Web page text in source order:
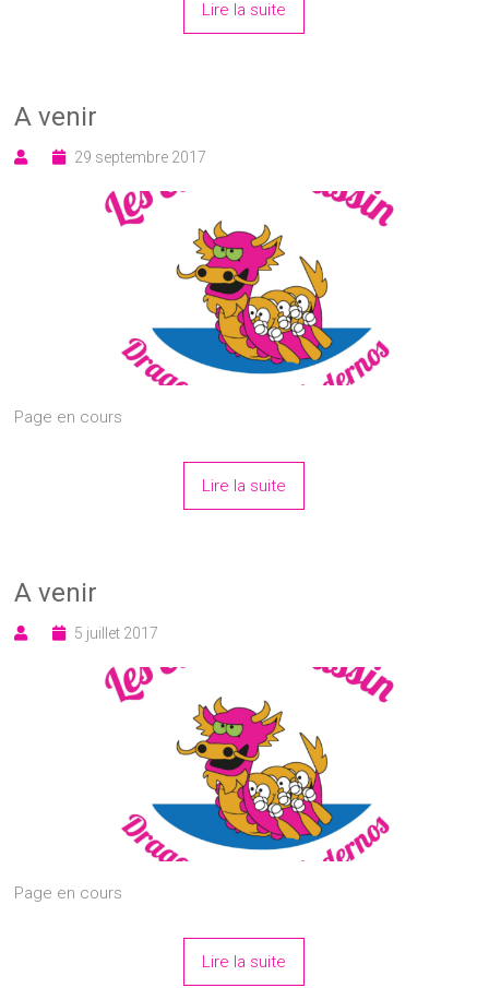
Lire la suite
A venir
29 septembre 2017
Page en cours
Lire la suite
A venir
5 juillet 2017
Page en cours
Lire la suite